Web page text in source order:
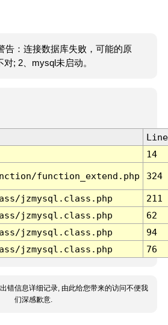
告：连接数据库失败，可能的原
; 2、mysql未启动。
Line
14
function_extend.php 324
jzmysql.class.php
211
jzmysql.class.php
62
jzmysql.class.php
94
jzmysql.class.php 76
错信息详细记录, 由此给您带来的访问不便我
们深感歉意.